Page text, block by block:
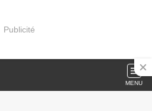
Publicité
MENU